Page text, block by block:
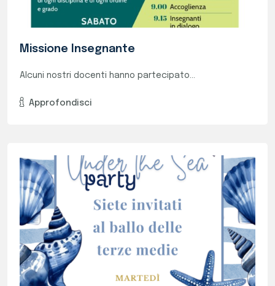
9 Giugno "Under The Sea Party", Il Gran
Ballo Delle Terze Medie
Come oramai tradizone, anche quest'anno si...
Approfondisci